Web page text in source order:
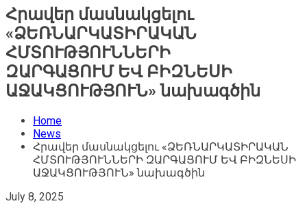
Հրավեր մասնակցելու
«ՁԵՌՆԱՐԿԱՏԻՐԱԿԱՆ
ՀՄՏՈՒԹՅՈՒՆՆԵՐԻ
ԶԱՐԳԱՑՈՒՄ ԵՎ ԲԻԶՆԵՍԻ
ԱՋԱԿՑՈՒԹՅՈՒՆ» նախագծին
Home
News
Հրավեր մասնակցելու «ՁԵՌՆԱՐԿԱՏԻՐԱԿԱՆ
ՀՄՏՈՒԹՅՈՒՆՆԵՐԻ ԶԱՐԳԱՑՈՒՄ ԵՎ ԲԻԶՆԵՍԻ
ԱՋԱԿՑՈՒԹՅՈՒՆ» նախագծին
July 8, 2025